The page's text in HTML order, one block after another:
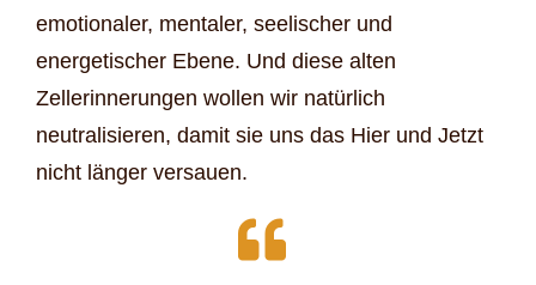
emotionaler, mentaler, seelischer und
energetischer Ebene. Und diese alten
Zellerinnerungen wollen wir natürlich
neutralisieren, damit sie uns das Hier und Jetzt
nicht länger versauen.